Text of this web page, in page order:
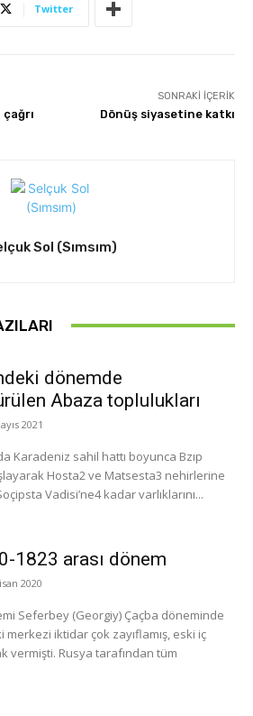
Twitter
çağrı
SONRAKI İÇERIK
Dönüş siyasetine katkı
Sol (Sımsım)
dönemde
Abaza toplulukları
2021
Hosta2 ve Matsesta3 nehirlerine
Vadisi’ne4 kadar varlıklarını...
1823 arası dönem
2020
merkezi iktidar çok zayıflamış, eski iç
vermişti. Rusya tarafından tüm